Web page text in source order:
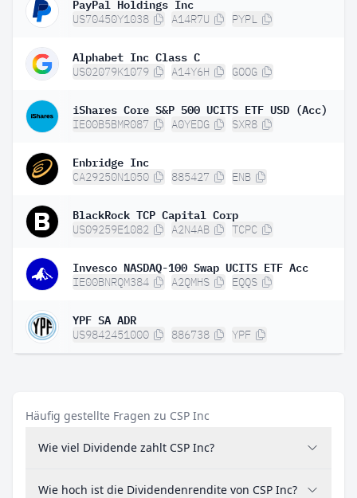
US70450Y1038 A14R7U PYPL
Alphabet Inc Class C
US02079K1079 A14Y6H GOOG
iShares Core S&P 500 UCITS ETF USD (Acc)
IE00B5BMR087 A0YEDG SXR8
Enbridge Inc
CA29250N1050 885427 ENB
BlackRock TCP Capital Corp
US09259E1082 A2N4AB TCPC
Invesco NASDAQ-100 Swap UCITS ETF Acc
IE00BNRQM384 A2QMHS EQQS
YPF SA ADR
US9842451000 886738 YPF
Häufig gestellte Fragen zu CSP Inc
Wie viel Dividende zahlt CSP Inc?
Wie hoch ist die Dividendenrendite von CSP Inc?